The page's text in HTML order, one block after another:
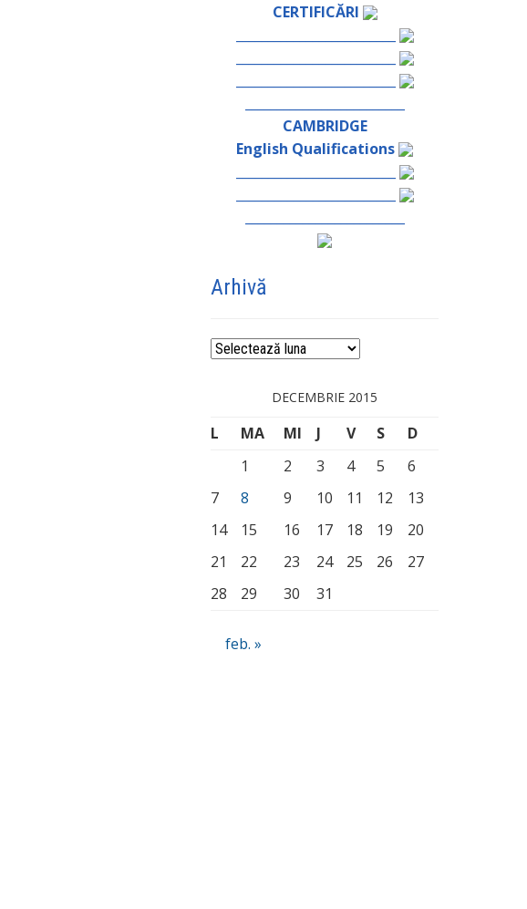
CERTIFICĂRI
CAMBRIDGE
English Qualifications
Arhivă
Arhivă
DECEMBRIE 2015
L MA MI J V S
D
1
2 3 4 5
6
7
8 9 10 11 12
13
14
15 16 17 18 19
20
21
22 23 24 25 26
27
28
29 30 31
feb. »